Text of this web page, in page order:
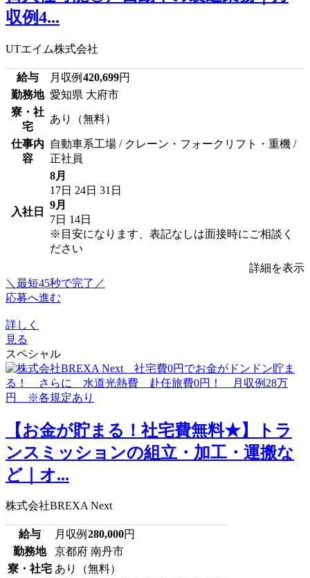
収例4...
UTエイム株式会社
給与 月収例 420,699円
勤務地 愛知県 大府市
寮・社
宅
あり（無料）
仕事内
容
自動車系工場 / クレーン・フォークリフト・重機 /
正社員
入社日
8月
17日 24日 31日
9月
7日 14日
※目安になります、表記なしは面接時にご相談く
ださい
詳細を表示
＼最短45秒で完了／
応募へ進む
詳しく
見る
スペシャル
【お金が貯まる！社宅費無料★】トラ
ンスミッションの組立・加工・運搬な
ど｜オ...
株式会社BREXA Next
給与 月収例 280,000円
勤務地
京都府 南丹市
寮・社宅 あり（無料）